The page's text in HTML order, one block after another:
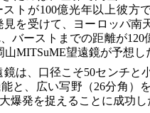
トが100億光年以上彼方
見を受けて、ヨーロッパ
バーストまでの距離が
MITSuME望遠鏡が予想し
鏡は、口径こそ50センチと
と、広い写野（26分角）
爆発を捉えることに成功し